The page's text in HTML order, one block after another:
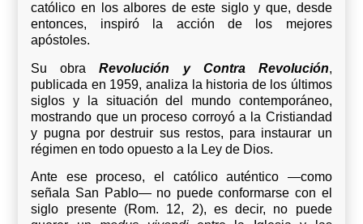
católico en los albores de este siglo y que, desde
entonces, inspiró la acción de los mejores
apóstoles.
Su obraRevolución y Contra Revolución,
publicada en 1959, analiza la historia de los últimos
siglos y la situación del mundo contemporáneo,
mostrando que un proceso corroyó a la Cristiandad
y pugna por destruir sus restos, para instaurar un
régimen en todo opuesto a la Ley de Dios.
Ante ese proceso, el católico auténtico —como
señala San Pablo— no puede conformarse con el
siglo presente (Rom. 12, 2), es decir, no puede